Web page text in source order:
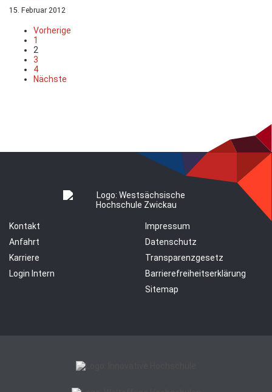
15. Februar 2012
Vorherige
1
2
3
4
Nächste
Kontakt
Anfahrt
Karriere
Login Intern
Impressum
Datenschutz
Transparenzgesetz
Barrierefreiheitserklärung
Sitemap